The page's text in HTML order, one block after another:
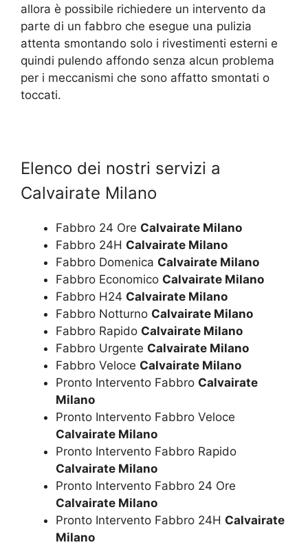
allora è possibile richiedere un intervento da
parte di un fabbro che esegue una pulizia
attenta smontando solo i rivestimenti esterni e
quindi pulendo affondo senza alcun problema
per i meccanismi che sono affatto smontati o
toccati.
Elenco dei nostri servizi a
Calvairate Milano
Fabbro 24 Ore Calvairate Milano
Fabbro 24H Calvairate Milano
Fabbro Domenica Calvairate Milano
Fabbro Economico Calvairate Milano
Fabbro H24 Calvairate Milano
Fabbro Notturno Calvairate Milano
Fabbro Rapido Calvairate Milano
Fabbro Urgente Calvairate Milano
Fabbro Veloce Calvairate Milano
Pronto Intervento Fabbro Calvairate
Milano
Pronto Intervento Fabbro Veloce
Calvairate Milano
Pronto Intervento Fabbro Rapido
Calvairate Milano
Pronto Intervento Fabbro 24 Ore
Calvairate Milano
Pronto Intervento Fabbro 24H Calvairate
Milano